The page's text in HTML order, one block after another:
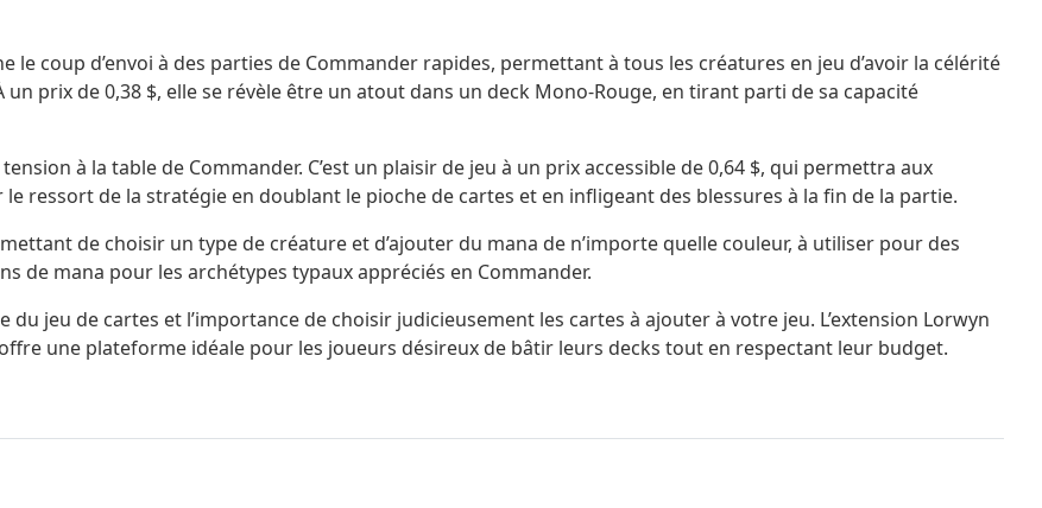
coup d’envoi à des parties de Commander rapides, permettant à tous les créatures en jeu d’avoir la célérité
prix de 0,38 $, elle se révèle être un atout dans un deck Mono-Rouge, en tirant parti de sa capacité
à la table de Commander. C’est un plaisir de jeu à un prix accessible de 0,64 $, qui permettra aux
ressort de la stratégie en doublant le pioche de cartes et en infligeant des blessures à la fin de la partie.
de choisir un type de créature et d’ajouter du mana de n’importe quelle couleur, à utiliser pour des
de mana pour les archétypes typaux appréciés en Commander.
jeu de cartes et l’importance de choisir judicieusement les cartes à ajouter à votre jeu. L’extension Lorwyn
une plateforme idéale pour les joueurs désireux de bâtir leurs decks tout en respectant leur budget.